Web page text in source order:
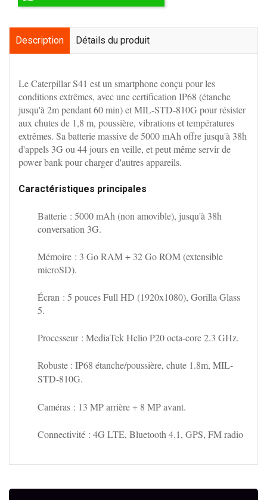
Description Détails du produit
Le Caterpillar S41 est un smartphone conçu pour les
conditions extrêmes, avec une certification IP68 (étanche
jusqu'à 2m pendant 60 min) et MIL-STD-810G pour résister
aux chutes de 1,8 m, poussière, vibrations et températures
extrêmes. Sa batterie massive de 5000 mAh offre jusqu'à 38h
d'appels 3G ou 44 jours en veille, et peut même servir de
power bank pour charger d'autres appareils.
Caractéristiques principales
Batterie : 5000 mAh (non amovible), jusqu'à 38h
conversation 3G.
Mémoire : 3 Go RAM + 32 Go ROM (extensible
microSD).
Écran : 5 pouces Full HD (1920x1080), Gorilla Glass
5.
Processeur: MediaTek Helio P20 octa-core 2.3 GHz.
Robuste : IP68 étanche/poussière, chute 1.8m, MIL-
STD-810G.
Caméras : 13 MP arrière + 8 MP avant.
Connectivité : 4G LTE, Bluetooth 4.1, GPS, FM radio